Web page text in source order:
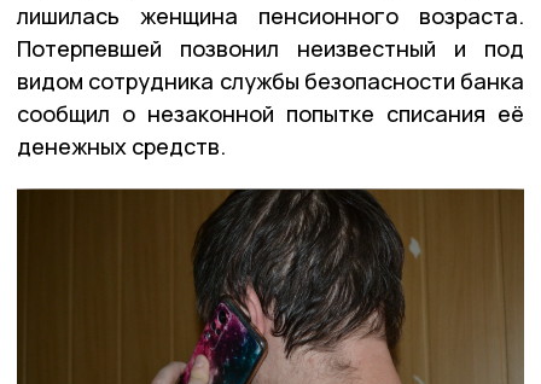
лишилась женщина пенсионного возраста.
Потерпевшей позвонил неизвестный и под
видом сотрудника службы безопасности банка
сообщил о незаконной попытке списания её
денежных средств.